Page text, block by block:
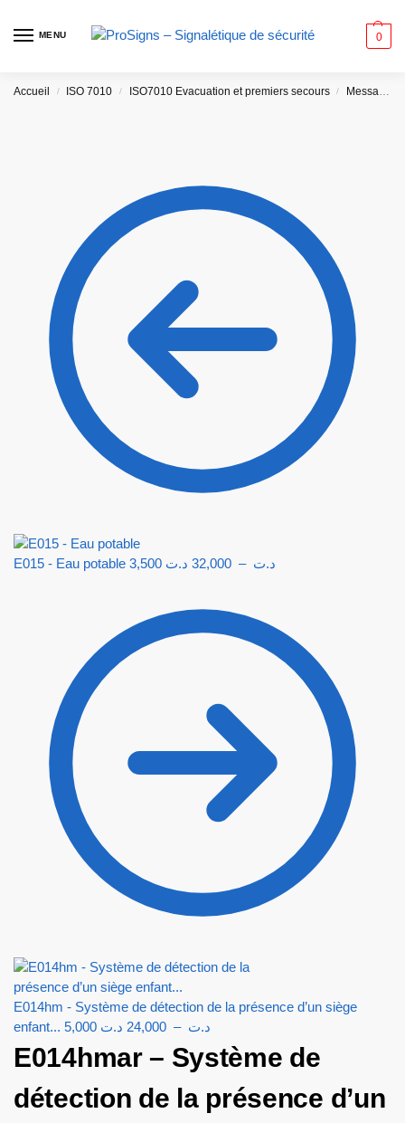
MENU 0
Accueil / ISO 7010 / ISO7010 Evacuation et premiers secours / Message AR/FR
E015 - Eau potable 3,500 د.ت –
32,000 د.ت
E014hm - Système de détection de la présence d’un siège
enfant... 5,000 د.ت –
24,000 د.ت
E014hmar – Système de
détection de la présence d’un